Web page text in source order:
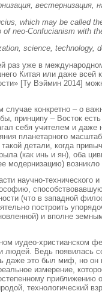
вестернизация,
which may be called
neo-Confucianism with
science, technology,
уже в
Китая или даже
[Ту Вэймин 2014]
случае конкретно – о
принципу – Восток
себя учителем и
планетарного
детали, когда
(как инь и ян), оба
модернизацию) возникло
научно-
(что в западной
построить
и вполне
иудео-
Ведь появилась
это был миф, но
измерение,
технологический